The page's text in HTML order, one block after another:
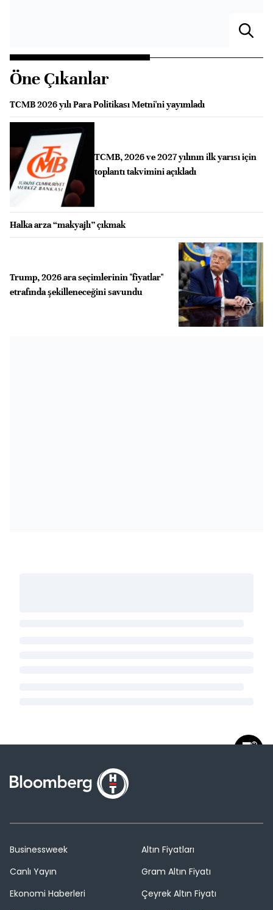
Öne Çıkanlar
TCMB 2026 yılı Para Politikası Metni'ni yayımladı
TCMB, 2026 ve 2027 yılının ilk yarısı için
toplantı takvimini açıkladı
Halka arza “makyajlı” çıkmak
Trump, 2026 ara seçimlerinin "fiyatlar"
etrafında şekilleneceğini savundu
Businessweek
Canlı Yayın
Ekonomi Haberleri
Altın Fiyatları
Gram Altın Fiyatı
Çeyrek Altın Fiyatı